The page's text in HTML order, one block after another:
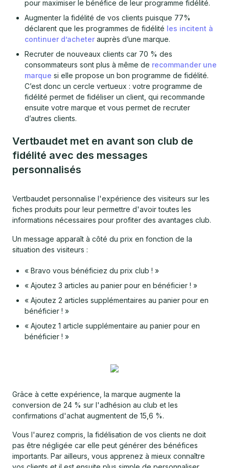
pour maximiser le bénéfice de leur programme fidélité.
Augmenter la fidélité de vos clients puisque 77%
déclarent que les programmes de fidélité les incitent à
continuer d’acheter auprès d’une marque.
Recruter de nouveaux clients car 70 % des
consommateurs sont plus à même de recommander une
marque si elle propose un bon programme de fidélité.
C’est donc un cercle vertueux : votre programme de
fidélité permet de fidéliser un client, qui recommande
ensuite votre marque et vous permet de recruter
d’autres clients.
Vertbaudet met en avant son club de
fidélité avec des messages
personnalisés
Vertbaudet personnalise l'expérience des visiteurs sur les
fiches produits pour leur permettre d'avoir toutes les
informations nécessaires pour profiter des avantages club.
Un message apparaît à côté du prix en fonction de la
situation des visiteurs :
« Bravo vous bénéficiez du prix club ! »
« Ajoutez 3 articles au panier pour en bénéficier ! »
« Ajoutez 2 articles supplémentaires au panier pour en
bénéficier ! »
« Ajoutez 1 article supplémentaire au panier pour en
bénéficier ! »
Grâce à cette expérience, la marque augmente la
conversion de 24 % sur l'adhésion au club et les
confirmations d'achat augmentent de 15,6 %.
Vous l'aurez compris, la fidélisation de vos clients ne doit
pas être négligée car elle peut générer des bénéfices
importants. Par ailleurs, vous apprenez à mieux connaître